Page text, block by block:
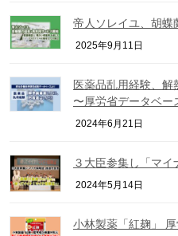
帝人ソレイユ、胡蝶
2025年9月11日
医薬品乱用経験、
〜厚労省データベー
2024年6月21日
３大臣参集し「マ
2024年5月14日
小林製薬「紅麹」